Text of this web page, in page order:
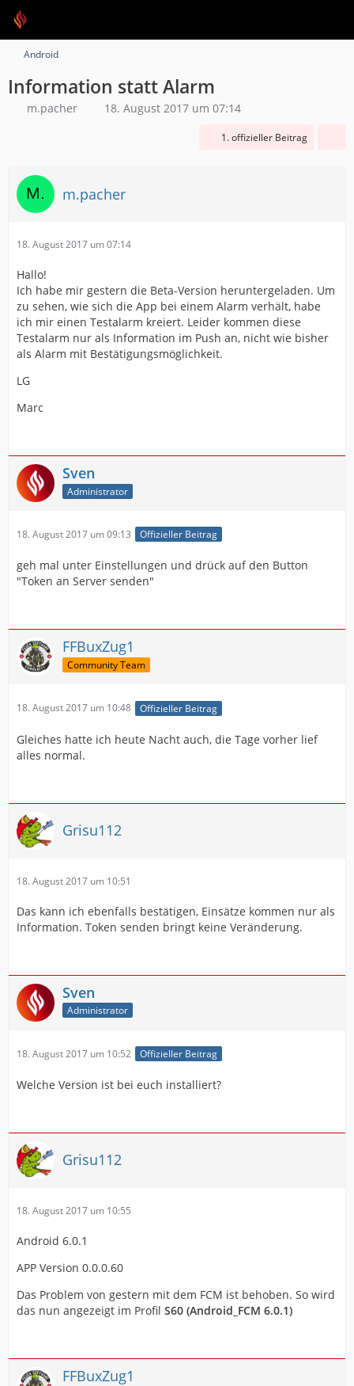
Android
Information statt Alarm
m.pacher 18. August 2017 um 07:14
1. offizieller Beitrag
m.pacher
18. August 2017 um 07:14
Hallo!
Ich habe mir gestern die Beta-Version heruntergeladen. Um
zu sehen, wie sich die App bei einem Alarm verhält, habe
ich mir einen Testalarm kreiert. Leider kommen diese
Testalarm nur als Information im Push an, nicht wie bisher
als Alarm mit Bestätigungsmöglichkeit.
LG
Marc
Sven
Administrator
18. August 2017 um 09:13 Offizieller Beitrag
geh mal unter Einstellungen und drück auf den Button
"Token an Server senden"
FFBuxZug1
Community Team
18. August 2017 um 10:48 Offizieller Beitrag
Gleiches hatte ich heute Nacht auch, die Tage vorher lief
alles normal.
Grisu112
18. August 2017 um 10:51
Das kann ich ebenfalls bestätigen, Einsätze kommen nur als
Information. Token senden bringt keine Veränderung.
Sven
Administrator
18. August 2017 um 10:52 Offizieller Beitrag
Welche Version ist bei euch installiert?
Grisu112
18. August 2017 um 10:55
Android 6.0.1
APP Version 0.0.0.60
Das Problem von gestern mit dem FCM ist behoben. So wird
das nun angezeigt im Profil S60 (Android_FCM 6.0.1)
FFBuxZug1